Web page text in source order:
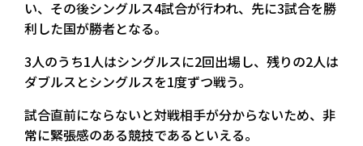
い、その後シングルス4試合が行われ、先に3試合を勝
利した国が勝者となる。
3人のうち1人はシングルスに2回出場し、残りの2人は
ダブルスとシングルスを1度ずつ戦う。
試合直前にならないと対戦相手が分からないため、非
常に緊張感のある競技であるといえる。